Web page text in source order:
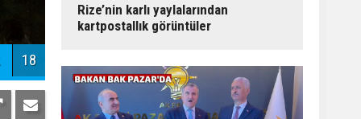
18
Rize’nin karlı yaylalarından
kartpostallık görüntüler